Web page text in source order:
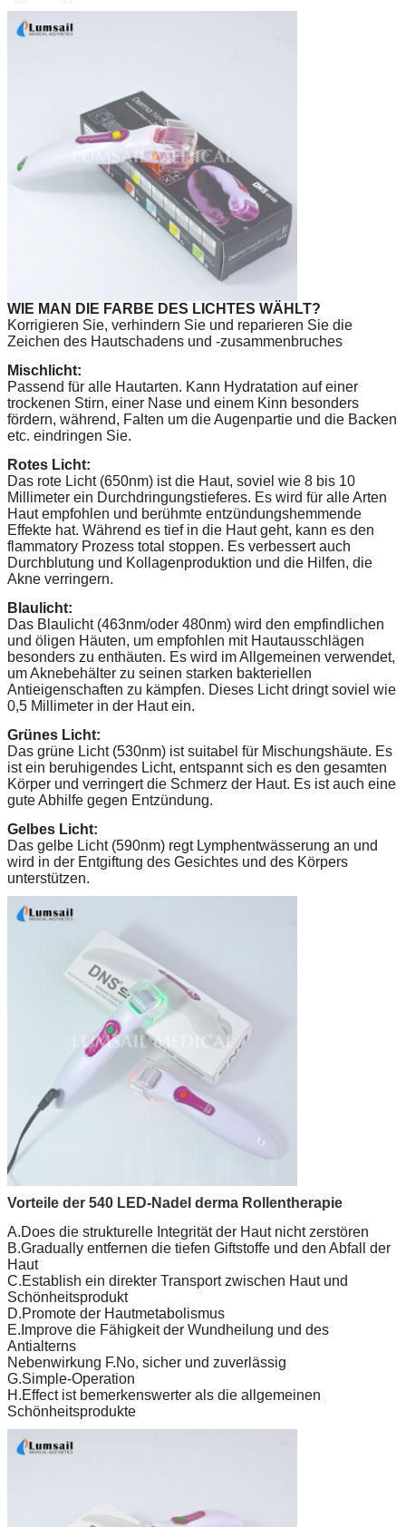
WIE MAN DIE FARBE DES LICHTES WÄHLT?
Korrigieren Sie, verhindern Sie und reparieren Sie die
Zeichen des Hautschadens und -zusammenbruches
Mischlicht:
Passend für alle Hautarten. Kann Hydratation auf einer
trockenen Stirn, einer Nase und einem Kinn besonders
fördern, während, Falten um die Augenpartie und die Backen
etc. eindringen Sie.
Rotes Licht:
Das rote Licht (650nm) ist die Haut, soviel wie 8 bis 10
Millimeter ein Durchdringungstieferes. Es wird für alle Arten
Haut empfohlen und berühmte entzündungshemmende
Effekte hat. Während es tief in die Haut geht, kann es den
flammatory Prozess total stoppen. Es verbessert auch
Durchblutung und Kollagenproduktion und die Hilfen, die
Akne verringern.
Blaulicht:
Das Blaulicht (463nm/oder 480nm) wird den empfindlichen
und öligen Häuten, um empfohlen mit Hautausschlägen
besonders zu enthäuten. Es wird im Allgemeinen verwendet,
um Aknebehälter zu seinen starken bakteriellen
Antieigenschaften zu kämpfen. Dieses Licht dringt soviel wie
0,5 Millimeter in der Haut ein.
Grünes Licht:
Das grüne Licht (530nm) ist suitabel für Mischungshäute. Es
ist ein beruhigendes Licht, entspannt sich es den gesamten
Körper und verringert die Schmerz der Haut. Es ist auch eine
gute Abhilfe gegen Entzündung.
Gelbes Licht:
Das gelbe Licht (590nm) regt Lymphentwässerung an und
wird in der Entgiftung des Gesichtes und des Körpers
unterstützen.
Vorteile der 540 LED-Nadel derma Rollentherapie
A.Does die strukturelle Integrität der Haut nicht zerstören
B.Gradually entfernen die tiefen Giftstoffe und den Abfall der
Haut
C.Establish ein direkter Transport zwischen Haut und
Schönheitsprodukt
D.Promote der Hautmetabolismus
E.Improve die Fähigkeit der Wundheilung und des
Antialterns
Nebenwirkung F.No, sicher und zuverlässig
G.Simple-Operation
H.Effect ist bemerkenswerter als die allgemeinen
Schönheitsprodukte